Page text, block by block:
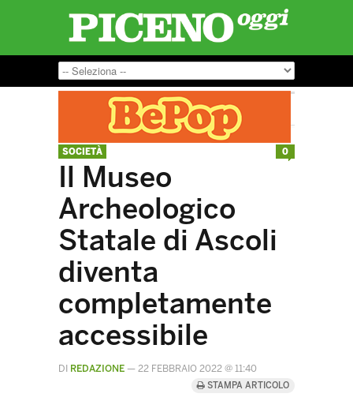
SOCIETÀ
Il Museo
Archeologico
Statale di Ascoli
diventa
completamente
accessibile
DI REDAZIONE — 22 FEBBRAIO 2022 @ 11:40
STAMPA ARTICOLO
0